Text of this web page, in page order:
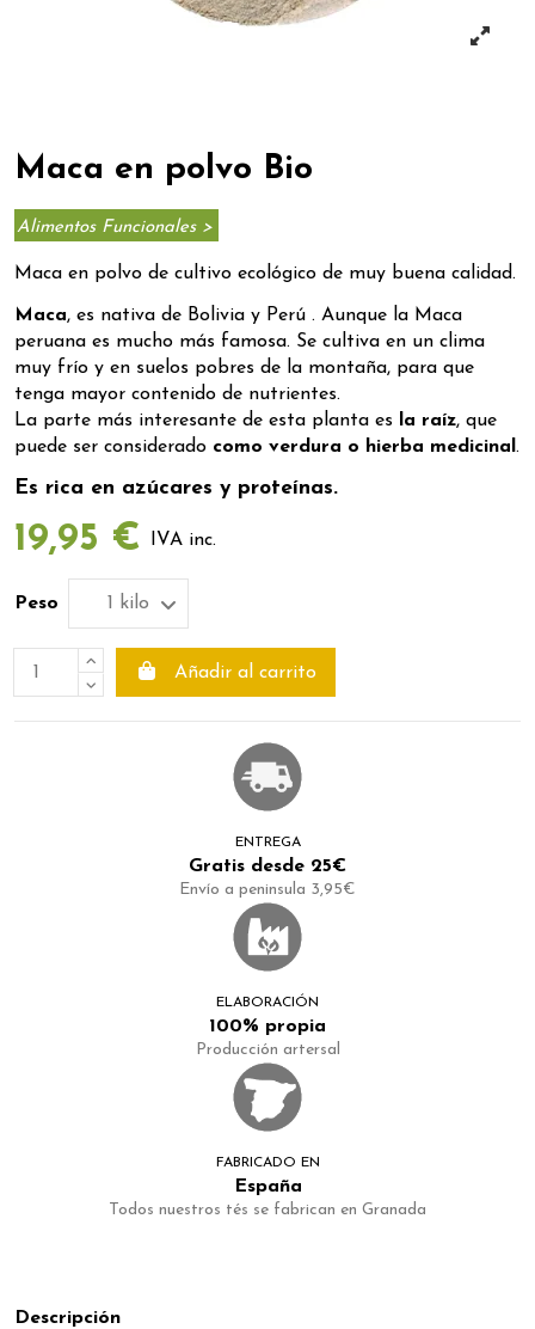
Maca en polvo Bio
Alimentos Funcionales >
Maca en polvo de cultivo ecológico de muy buena calidad.
Maca, es nativa de Bolivia y Perú . Aunque la Maca
peruana es mucho más famosa. Se cultiva en un clima
muy frío y en suelos pobres de la montaña, para que
tenga mayor contenido de nutrientes.
La parte más interesante de esta planta es
la raíz, que
puede ser considerado como verdura o hierba medicinal .
Es rica en azúcares y proteínas.
19,95 € IVA inc.
Peso
Añadir al carrito
ENTREGA
Gratis desde 25€
Envío a peninsula 3,95€
ELABORACIÓN
100% propia
Producción artersal
FABRICADO EN
España
Todos nuestros tés se fabrican en Granada
Descripción